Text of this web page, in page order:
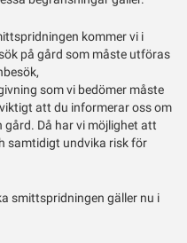
kommer vi i
på gård som måste utföras
som vi bedömer måste
att du informerar oss om
Då har vi möjlighet att
samtidigt undvika risk för
smittspridningen gäller nu i